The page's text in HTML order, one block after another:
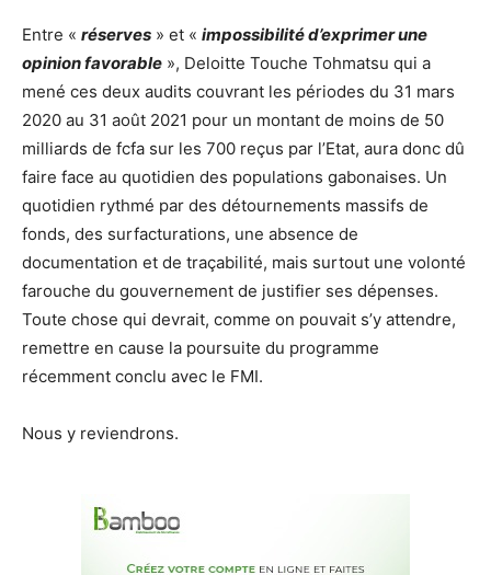
Entre « réserves » et « impossibilité d’exprimer une
opinion favorable », Deloitte Touche Tohmatsu qui a
mené ces deux audits couvrant les périodes du 31 mars
2020 au 31 août 2021 pour un montant de moins de 50
milliards de fcfa sur les 700 reçus par l’Etat, aura donc dû
faire face au quotidien des populations gabonaises. Un
quotidien rythmé par des détournements massifs de
fonds, des surfacturations, une absence de
documentation et de traçabilité, mais surtout une volonté
farouche du gouvernement de justifier ses dépenses.
Toute chose qui devrait, comme on pouvait s’y attendre,
remettre en cause la poursuite du programme
récemment conclu avec le FMI.
Nous y reviendrons.